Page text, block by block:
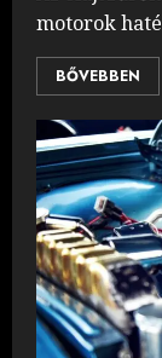
motorok
BŐVEBBEN